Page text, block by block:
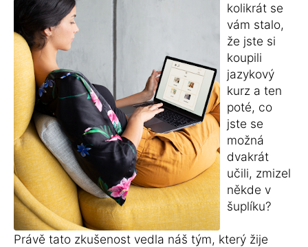
kolikrát se
vám stalo,
že jste si
koupili
jazykový
kurz a ten
poté, co
jste se
možná
dvakrát
učili, zmizel
někde v
šuplíku?
Právě tato zkušenost vedla náš tým, který žije